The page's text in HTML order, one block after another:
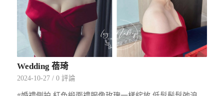
Wedding 蓓琦
2024-10-27 / 0 評論